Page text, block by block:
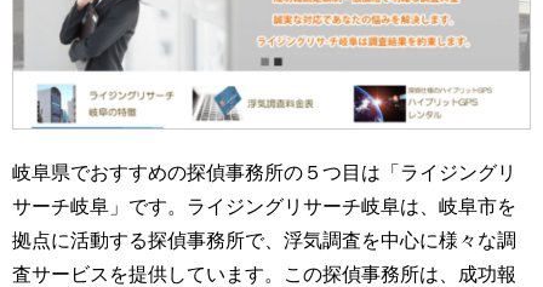
岐阜県でおすすめの探偵事務所の５つ目は「ライジングリ
サーチ岐阜」です。ライジングリサーチ岐阜は、岐阜市を
拠点に活動する探偵事務所で、浮気調査を中心に様々な調
査サービスを提供しています。この探偵事務所は、成功報